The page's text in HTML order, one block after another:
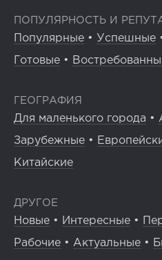
ПОПУЛЯРНОСТЬ И
Популярные • Успешные
Готовые •
ГЕОГРАФИЯ
Для маленького города •
Зарубежные •
Китайские
ДРУГОЕ
Новые • Интересные •
Рабочие • Актуальные •